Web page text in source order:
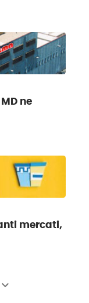
ne
mercati,
keyboard_arrow_down